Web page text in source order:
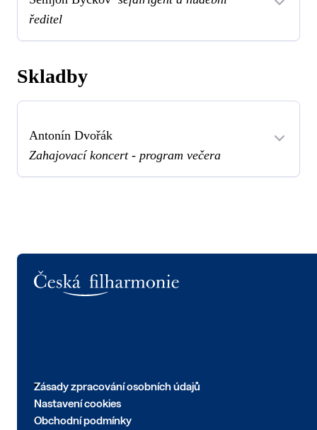
ředitel
Skladby
Antonín Dvořák
Zahajovací koncert - program večera
Zásady zpracování osobních údajů
Nastavení cookies
Obchodní podmínky